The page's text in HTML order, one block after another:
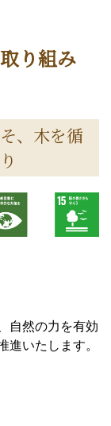
り組み
、木を循
自然の力を有効
進いたします。